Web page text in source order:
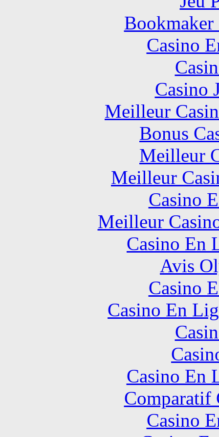
Casino
Casino
Meilleur
Bonus
Meilleur
Meilleur
Casino
Meilleur
Casino En
Avis
Casino
Casino En
Casino En
Comparatif
Casino